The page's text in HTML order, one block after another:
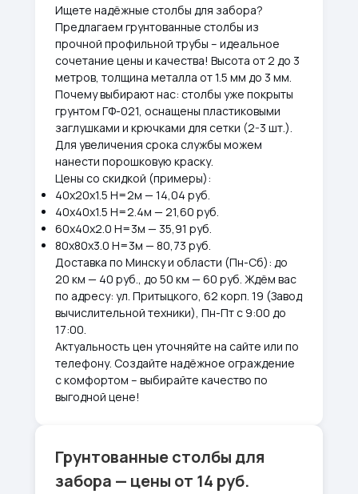
Ищете надёжные столбы для забора?
Предлагаем грунтованные столбы из
прочной профильной трубы – идеальное
сочетание цены и качества! Высота от 2 до 3
метров, толщина металла от 1.5 мм до 3 мм.
Почему выбирают нас: столбы уже покрыты
грунтом ГФ-021, оснащены пластиковыми
заглушками и крючками для сетки (2-3 шт.).
Для увеличения срока службы можем
нанести порошковую краску.
Цены со скидкой (примеры):
40х20х1.5 Н=2м — 14,04 руб.
40х40х1.5 Н=2.4м — 21,60 руб.
60х40х2.0 Н=3м — 35,91 руб.
80х80х3.0 Н=3м — 80,73 руб.
Доставка по Минску и области (Пн-Сб): до
20 км — 40 руб., до 50 км — 60 руб. Ждём вас
по адресу: ул. Притыцкого, 62 корп. 19 (Завод
вычислительной техники), Пн-Пт с 9:00 до
17:00.
Актуальность цен уточняйте на сайте или по
телефону. Создайте надёжное ограждение
с комфортом – выбирайте качество по
выгодной цене!
Грунтованные столбы для
забора — цены от 14 руб.